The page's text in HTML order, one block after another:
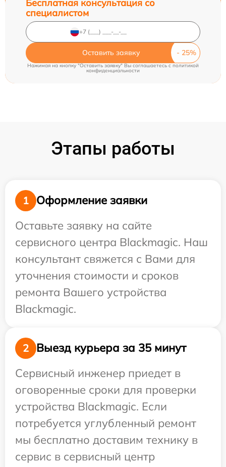
Бесплатная консультация со
специалистом
Оставить заявку
Нажимая на кнопку "Оставить заявку" Вы соглашаетесь cполитикой
конфиденциальности
Этапы работы
1
Оформление заявки
Оставьте заявку на сайте
сервисного центра Blackmagic. Наш
консультант свяжется с Вами для
уточнения стоимости и сроков
ремонта Вашего устройства
Blackmagic.
2
Выезд курьера за 35 минут
Сервисный инженер приедет в
оговоренные сроки для проверки
устройства Blackmagic. Если
потребуется углубленный ремонт
мы бесплатно доставим технику в
сервис в сервисный центр